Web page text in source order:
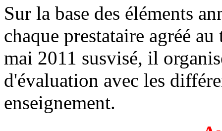
Sur la base des éléments
chaque prestataire agréé
mai 2011 susvisé, il
d'évaluation avec les
enseignement.